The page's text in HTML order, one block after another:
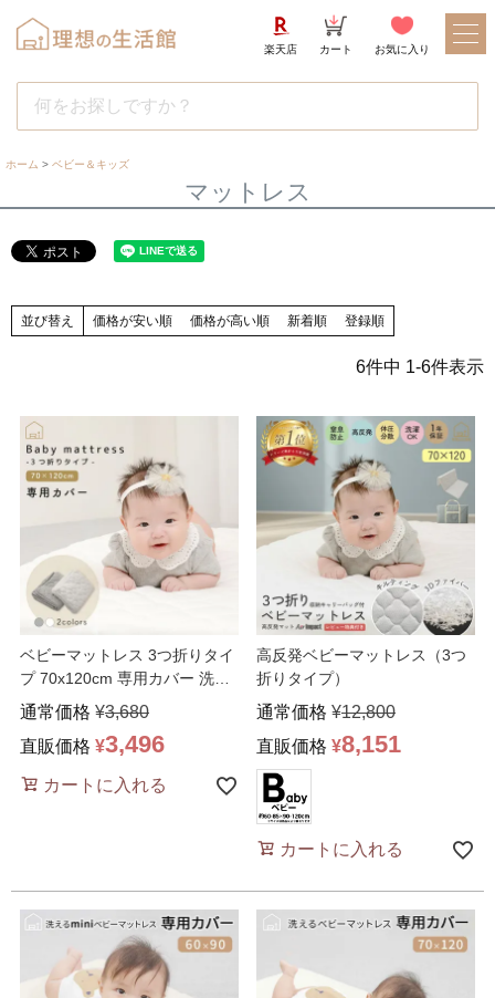
楽天店 カート お気に入り
ホーム ベビー＆キッズ
マットレス
並び替え 価格が安い順 価格が高い順 新着順 登録順
6件中 1-6件表示
ベビーマットレス 3つ折りタイ
プ 70x120cm 専用カバー 洗い
替え用カバー…
通常価格 ¥3,680
直販価格 ¥3,496
カートに入れる
高反発ベビーマットレス（3つ
折りタイプ）
通常価格 ¥12,800
直販価格 ¥8,151
カートに入れる